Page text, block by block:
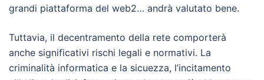
grandi piattaforma del web2… andrà valutato bene.
Tuttavia, il decentramento della rete comporterà
anche significativi rischi legali e normativi. La
criminalità informatica e la sicuezza, l’incitamento